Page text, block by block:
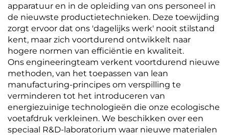
apparatuur en in de opleiding van ons personeel in
de nieuwste productietechnieken. Deze toewijding
zorgt ervoor dat ons 'dagelijks werk' nooit stilstand
kent, maar zich voortdurend ontwikkelt naar
hogere normen van efficiëntie en kwaliteit.
Ons engineeringteam verkent voortdurend nieuwe
methoden, van het toepassen van lean
manufacturing-principes om verspilling te
verminderen tot het introduceren van
energiezuinige technologieën die onze ecologische
voetafdruk verkleinen. We beschikken over een
speciaal R&D-laboratorium waar nieuwe materialen